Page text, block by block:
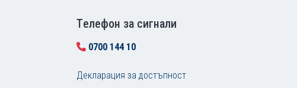
Tелефон за сигнали
0700 144 10
Декларация за достъпност